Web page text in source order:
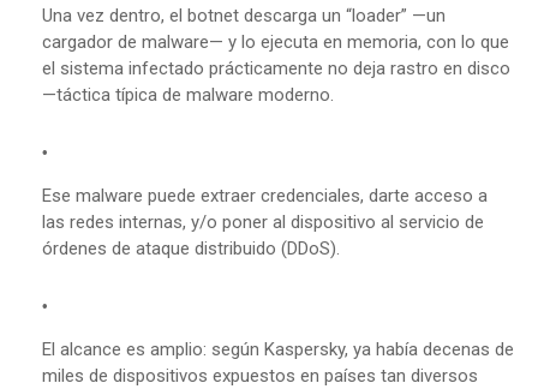
Una vez dentro, el botnet descarga un “loader” —un
cargador de malware— y lo ejecuta en memoria, con lo que
el sistema infectado prácticamente no deja rastro en disco
—táctica típica de malware moderno.
Ese malware puede extraer credenciales, darte acceso a
las redes internas, y/o poner al dispositivo al servicio de
órdenes de ataque distribuido (DDoS).
El alcance es amplio: según Kaspersky, ya había decenas de
miles de dispositivos expuestos en países tan diversos